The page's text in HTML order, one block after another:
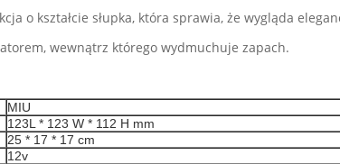
o kształcie słupka, która sprawia, że ​​wygląda
wewnątrz którego wydmuchuje zapach.
MIU
123L * 123 W * 112 H mm
25 * 17 * 17 cm
12v